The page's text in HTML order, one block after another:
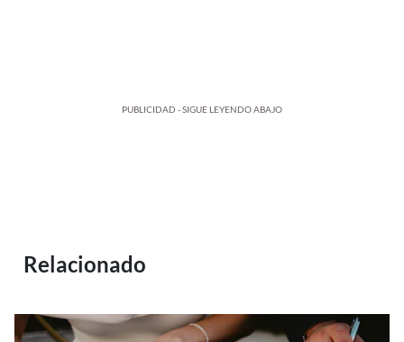
PUBLICIDAD - SIGUE LEYENDO ABAJO
Relacionado